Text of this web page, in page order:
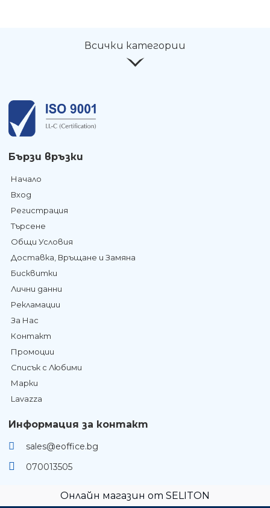
Всички категории
Бързи връзки
Начало
Вход
Регистрация
Търсене
Общи Условия
Доставка, Връщане и Замяна
Бисквитки
Лични данни
Рекламации
За Нас
Контакт
Промоции
Списък с Любими
Марки
Lavazza
Информация за контакт
sales@eoffice.bg
070013505
Онлайн магазин от SELITON